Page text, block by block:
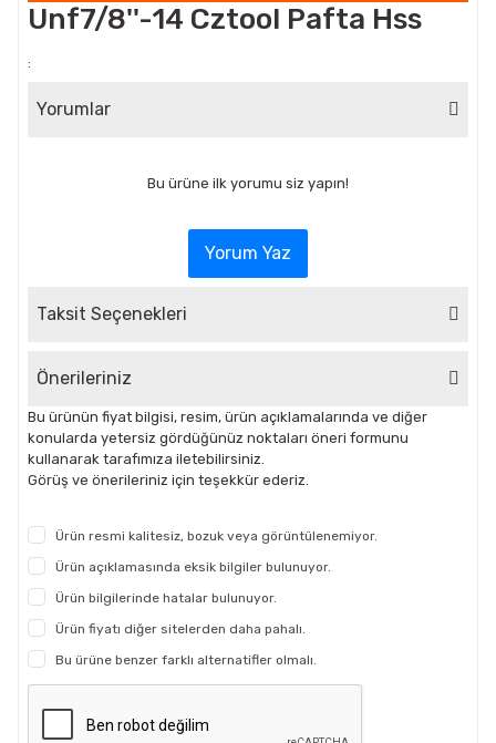
Unf7/8''-14 Cztool Pafta Hss
:
Yorumlar
Bu ürüne ilk yorumu siz yapın!
Yorum Yaz
Taksit Seçenekleri
Önerileriniz
Bu ürünün fiyat bilgisi, resim, ürün açıklamalarında ve diğer
konularda yetersiz gördüğünüz noktaları öneri formunu
kullanarak tarafımıza iletebilirsiniz.
Görüş ve önerileriniz için teşekkür ederiz.
Ürün resmi kalitesiz, bozuk veya görüntülenemiyor.
Ürün açıklamasında eksik bilgiler bulunuyor.
Ürün bilgilerinde hatalar bulunuyor.
Ürün fiyatı diğer sitelerden daha pahalı.
Bu ürüne benzer farklı alternatifler olmalı.